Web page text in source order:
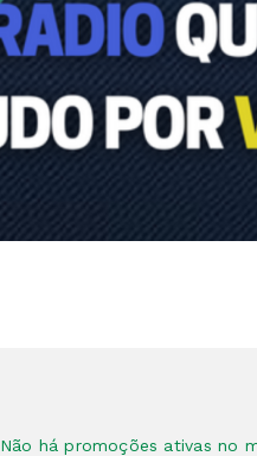
Não há promoções ativas no